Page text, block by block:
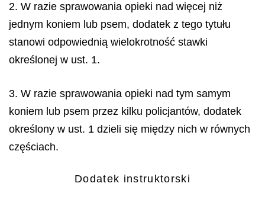
2. W razie sprawowania opieki nad więcej niż
jednym koniem lub psem, dodatek z tego tytułu
stanowi odpowiednią wielokrotność stawki
określonej w ust. 1.
3. W razie sprawowania opieki nad tym samym
koniem lub psem przez kilku policjantów, dodatek
określony w ust. 1 dzieli się między nich w równych
częściach.
Dodatek instruktorski